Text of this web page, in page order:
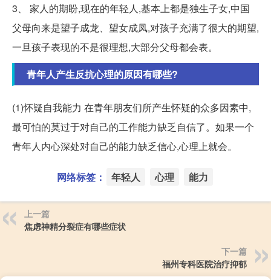
3、 家人的期盼,现在的年轻人,基本上都是独生子女,中国
父母向来是望子成龙、望女成凤,对孩子充满了很大的期望,
一旦孩子表现的不是很理想,大部分父母都会表。
青年人产生反抗心理的原因有哪些?
(1)怀疑自我能力 在青年朋友们所产生怀疑的众多因素中,
最可怕的莫过于对自己的工作能力缺乏自信了。如果一个
青年人内心深处对自己的能力缺乏信心,心理上就会。
网络标签： 年轻人 心理 能力
上一篇
焦虑神精分裂症有哪些症状
下一篇
福州专科医院治疗抑郁